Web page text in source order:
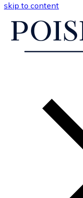
skip to content